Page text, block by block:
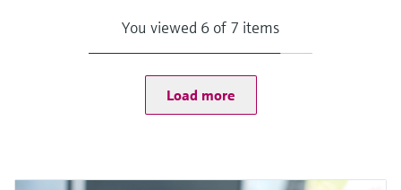
You viewed 6 of 7 items
Load more